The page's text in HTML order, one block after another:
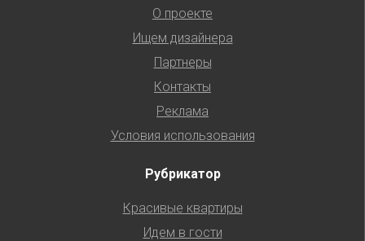
О проекте
Ищем дизайнера
Партнеры
Контакты
Реклама
Условия использования
Рубрикатор
Красивые квартиры
Идем в гости